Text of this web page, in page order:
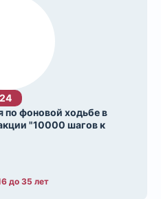
по фоновой ходьбе в
"10000 шагов к
до 35 лет